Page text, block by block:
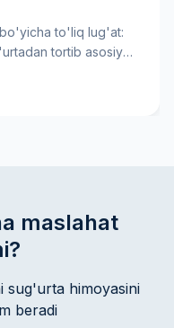
to'liq lug'at:
tortib asosiy
oling — bu sizga
maslahat
sug'urta himoyasini
beradi